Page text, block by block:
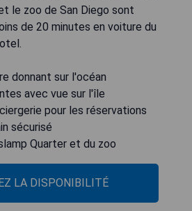
le zoo de San Diego sont
de 20 minutes en voiture du
donnant sur l'océan
avec vue sur l'île
pour les réservations
sécurisé
Quarter et du zoo
LA DISPONIBILITÉ